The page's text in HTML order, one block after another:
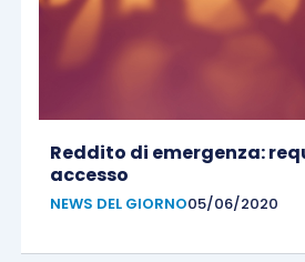
Reddito di emergenza:
accesso
NEWS DEL GIORNO05/06/2020